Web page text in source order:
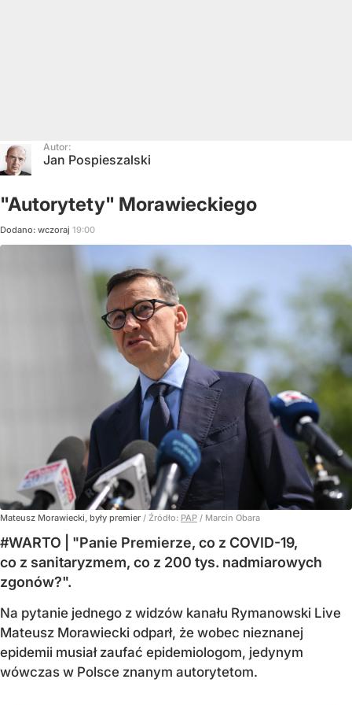
Autor:
Jan Pospieszalski
"Autorytety" Morawieckiego
Dodano: wczoraj 19:00
Mateusz Morawiecki, były premier / Źródło: PAP / Marcin Obara
#WARTO | "Panie Premierze, co z COVID-19,
co z sanitaryzmem, co z 200 tys. nadmiarowych
zgonów?".
Na pytanie jednego z widzów kanału Rymanowski Live
Mateusz Morawiecki odparł, że wobec nieznanej
epidemii musiał zaufać epidemiologom, jedynym
wówczas w Polsce znanym autorytetom.